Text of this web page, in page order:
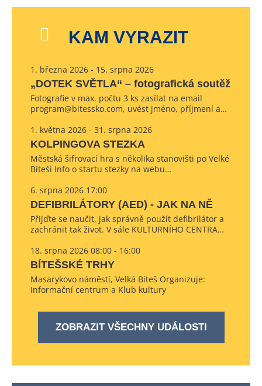
KAM VYRAZIT
1. března 2026 - 15. srpna 2026
„DOTEK SVĚTLA“ – fotografická soutěž
Fotografie v max. počtu 3 ks zasílat na email
program@bitessko.com, uvést jméno, příjmení a…
1. května 2026 - 31. srpna 2026
KOLPINGOVA STEZKA
Městská šifrovací hra s několika stanovišti po Velké
Bíteši Info o startu stezky na webu…
6. srpna 2026 17:00
DEFIBRILÁTORY (AED) - JAK NA NĚ
Přijďte se naučit, jak správně použít defibrilátor a
zachránit tak život. V sále KULTURNÍHO CENTRA…
18. srpna 2026 08:00 - 16:00
BÍTEŠSKÉ TRHY
Masarykovo náměstí, Velká Bíteš Organizuje:
Informační centrum a Klub kultury
ZOBRAZIT VŠECHNY UDÁLOSTI